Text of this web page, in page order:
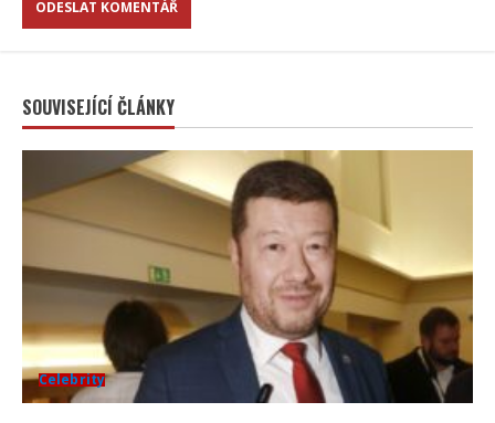
SOUVISEJÍCÍ ČLÁNKY
Celebrity